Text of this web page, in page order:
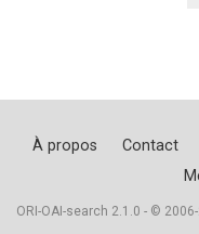
À propos Contact
ORI-OAI-search 2.1.0 - ©